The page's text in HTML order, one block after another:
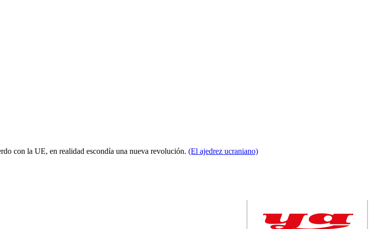
con la UE, en realidad escondía una nueva revolución. (El ajedrez ucraniano)